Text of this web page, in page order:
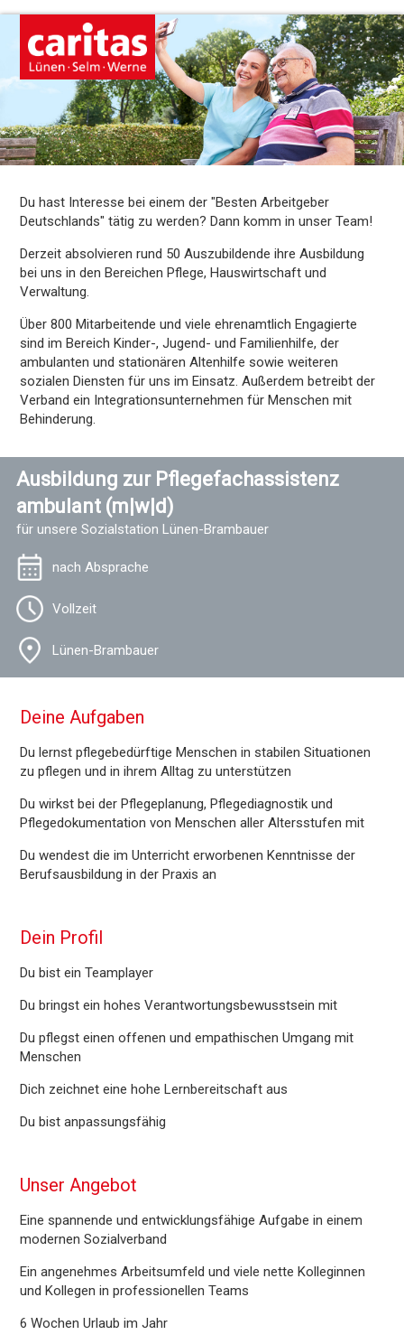
Du hast Interesse bei einem der "Besten Arbeitgeber
Deutschlands" tätig zu werden? Dann komm in unser Team!
Derzeit absolvieren rund 50 Auszubildende ihre Ausbildung
bei uns in den Bereichen Pflege, Hauswirtschaft und
Verwaltung.
Über 800 Mitarbeitende und viele ehrenamtlich Engagierte
sind im Bereich Kinder-, Jugend- und Familienhilfe, der
ambulanten und stationären Altenhilfe sowie weiteren
sozialen Diensten für uns im Einsatz. Außerdem betreibt der
Verband ein Integrationsunternehmen für Menschen mit
Behinderung.
Ausbildung zur Pflegefachassistenz
ambulant (m|w|d)
für unsere Sozialstation Lünen-Brambauer
nach Absprache
Vollzeit
Lünen-Brambauer
Deine Aufgaben
Du lernst pflegebedürftige Menschen in stabilen Situationen
zu pflegen und in ihrem Alltag zu unterstützen
Du wirkst bei der Pflegeplanung, Pflegediagnostik und
Pflegedokumentation von Menschen aller Altersstufen mit
Du wendest die im Unterricht erworbenen Kenntnisse der
Berufsausbildung in der Praxis an
Dein Profil
Du bist ein Teamplayer
Du bringst ein hohes Verantwortungsbewusstsein mit
Du pflegst einen offenen und empathischen Umgang mit
Menschen
Dich zeichnet eine hohe Lernbereitschaft aus
Du bist anpassungsfähig
Unser Angebot
Eine spannende und entwicklungsfähige Aufgabe in einem
modernen Sozialverband
Ein angenehmes Arbeitsumfeld und viele nette Kolleginnen
und Kollegen in professionellen Teams
6 Wochen Urlaub im Jahr